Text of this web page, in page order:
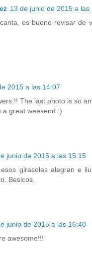
13 de junio de 2015 a las
es bueno revisar de
2015 a las 14:07
!! The last photo is so
a great weekend :)
junio de 2015 a las 15:15
girasoles alegran e
Besicos.
junio de 2015 a las 16:40
awesome!!!